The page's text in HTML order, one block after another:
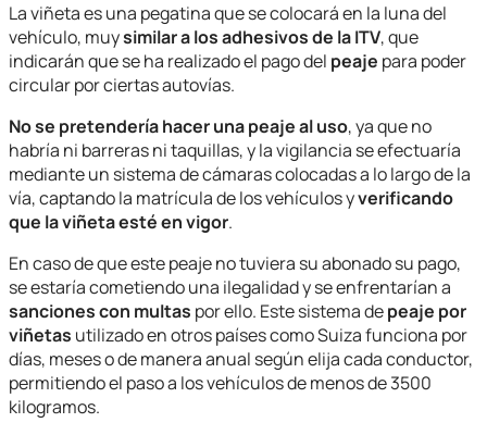
La viñeta es una pegatina que se colocará en la luna del
vehículo, muysimilar a los adhesivos de la ITV, que
indicarán que se ha realizado el pago del peaje para poder
circular por ciertas autovías.
No se pretendería hacer una peaje al uso, ya que no
habría ni barreras ni taquillas, y la vigilancia se efectuaría
mediante un sistema de cámaras colocadas a lo largo de la
vía, captando la matrícula de los vehículos yverificando
que la viñeta esté en vigor.
En caso de que este peaje no tuviera su abonado su pago,
se estaría cometiendo una ilegalidad y se enfrentarían a
sanciones con multas por ello. Este sistema depeaje por
viñetas utilizado en otros países como Suiza funciona por
días, meses o de manera anual según elija cada conductor,
permitiendo el paso a los vehículos de menos de 3500
kilogramos.